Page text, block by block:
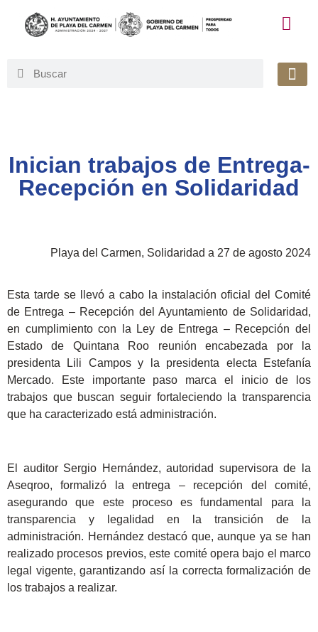
Inician trabajos de Entrega-
Recepción en Solidaridad
Playa del Carmen, Solidaridad a 27 de agosto 2024
Esta tarde se llevó a cabo la instalación oficial del Comité
de Entrega – Recepción del Ayuntamiento de Solidaridad,
en cumplimiento con la Ley de Entrega – Recepción del
Estado de Quintana Roo reunión encabezada por la
presidenta Lili Campos y la presidenta electa Estefanía
Mercado. Este importante paso marca el inicio de los
trabajos que buscan seguir fortaleciendo la transparencia
que ha caracterizado está administración.
El auditor Sergio Hernández, autoridad supervisora de la
Aseqroo, formalizó la entrega – recepción del comité,
asegurando que este proceso es fundamental para la
transparencia y legalidad en la transición de la
administración. Hernández destacó que, aunque ya se han
realizado procesos previos, este comité opera bajo el marco
legal vigente, garantizando así la correcta formalización de
los trabajos a realizar.